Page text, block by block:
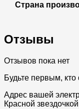
Страна
Отзывы
Отзывов пока нет
Будьте первым, кто
Адрес вашей
Красной